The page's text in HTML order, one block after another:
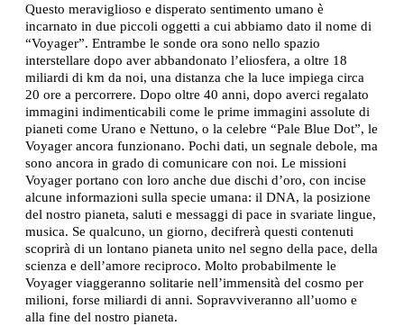
Questo meraviglioso e disperato sentimento umano è
incarnato in due piccoli oggetti a cui abbiamo dato il nome di
“Voyager”. Entrambe le sonde ora sono nello spazio
interstellare dopo aver abbandonato l’eliosfera, a oltre 18
miliardi di km da noi, una distanza che la luce impiega circa
20 ore a percorrere. Dopo oltre 40 anni, dopo averci regalato
immagini indimenticabili come le prime immagini assolute di
pianeti come Urano e Nettuno, o la celebre “Pale Blue Dot”, le
Voyager ancora funzionano. Pochi dati, un segnale debole, ma
sono ancora in grado di comunicare con noi. Le missioni
Voyager portano con loro anche due dischi d’oro, con incise
alcune informazioni sulla specie umana: il DNA, la posizione
del nostro pianeta, saluti e messaggi di pace in svariate lingue,
musica. Se qualcuno, un giorno, decifrerà questi contenuti
scoprirà di un lontano pianeta unito nel segno della pace, della
scienza e dell’amore reciproco. Molto probabilmente le
Voyager viaggeranno solitarie nell’immensità del cosmo per
milioni, forse miliardi di anni. Sopravviveranno all’uomo e
alla fine del nostro pianeta.